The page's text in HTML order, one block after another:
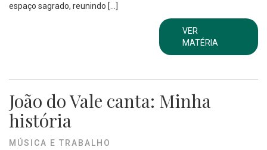
espaço sagrado, reunindo […]
VER
MATÉRIA
João do Vale canta: Minha
história
MÚSICA E TRABALHO